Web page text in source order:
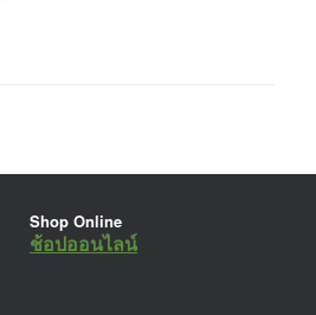
Shop Online
ช้อปออนไลน์